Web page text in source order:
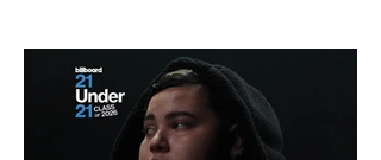
banda que llegará a la capital de La
Araucanía para ofrecer un show cargado
de energía, guitarras y canciones que han
marcado su breve pero exitosa trayectoria.